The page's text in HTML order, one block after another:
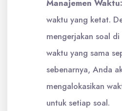
Manajemen Waktu:
waktu yang ketat.
mengerjakan soal
waktu yang sama
sebenarnya, Anda
mengalokasikan
untuk setiap soal.